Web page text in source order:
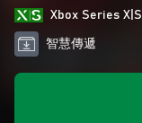
Xbox Series
智慧傳遞